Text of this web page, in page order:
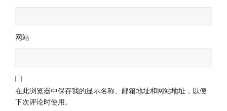
网站
在此浏览器中保存我的显示名称、邮箱地址和网站地址，以便
下次评论时使用。